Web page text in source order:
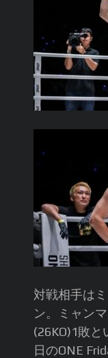
対戦相手は
ン。ミャン
(26KO)1敗
日のONE